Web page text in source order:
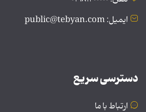
ایمیل: public@tebyan.com
دسترسی سریع
ارتباط با ما